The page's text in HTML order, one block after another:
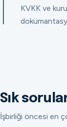
KVKK ve
Sık
İşbirliği öncesi en